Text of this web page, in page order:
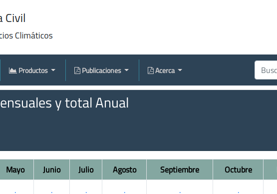
Productos Publicaciones Acerca
y total Anual
Mayo Junio Julio Agosto Septiembre Octubre
. . . . . .